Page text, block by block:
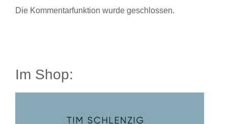
Die Kommentarfunktion wurde geschlossen.
Im Shop: